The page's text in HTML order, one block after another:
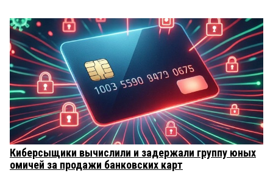
Киберсыщики вычислили и задержали группу юных
омичей за продажи банковских карт